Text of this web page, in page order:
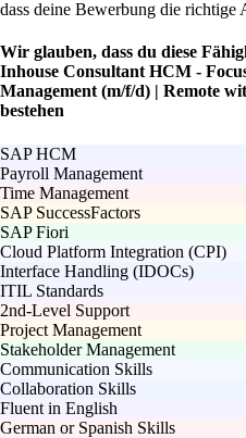
dass deine Bewerbung die richtige
Wir glauben, dass du diese
Inhouse Consultant HCM -
Management (m/f/d) | Remote
bestehen
SAP HCM
Payroll Management
Time Management
SAP SuccessFactors
SAP Fiori
Cloud Platform Integration (CPI)
Interface Handling (IDOCs)
ITIL Standards
2nd-Level Support
Project Management
Stakeholder Management
Communication Skills
Collaboration Skills
Fluent in English
German or Spanish Skills